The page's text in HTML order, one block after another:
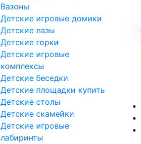
Вазоны
Детские игровые домики
Детские лазы
Детские горки
Детские игровые
комплексы
Детские беседки
Детские площадки купить
Детские столы
Детские скамейки
Детские игровые
лабиринты